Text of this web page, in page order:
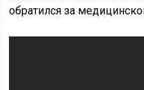
обратился за